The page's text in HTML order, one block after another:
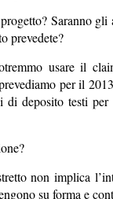
Saranno
prevedete?
usare il
per il
deposito testi
non implica
su forma e